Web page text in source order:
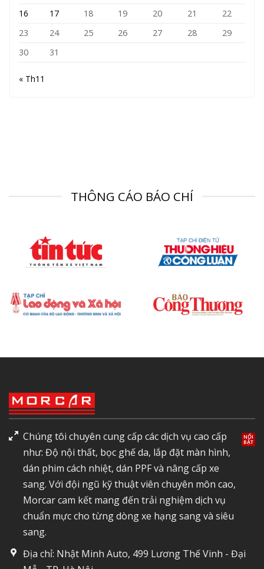
16
17 18 19 20 21
22
23
24 25 26 27 28
29
30
31
« Th11
THÔNG CÁO BÁO CHÍ
Chúng tôi chuyên cung cấp các dịch vụ cao cấp
như: Độ nội thất, bọc ghế da, lắp đặt màn hình,
dán phim cách nhiệt, dán PPF và nâng cấp xe
sang. Với đội ngũ kỹ thuật viên chuyên môn cao,
Morcar cam kết mang đến trải nghiệm dịch vụ
chuẩn mực cho từng dòng xe hạng sang và siêu
sang.
Địa chỉ: Nhật Minh Auto, 499 Lương Thế Vinh - Đại